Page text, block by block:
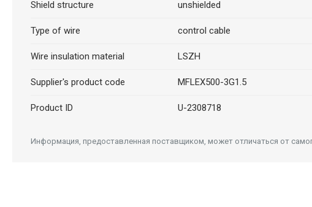
Shield structure unshielded
Type of wire control cable
Wire insulation material LSZH
Supplier's product code MFLEX500-3G1.5
Product ID U-2308718
Информация, предоставленная поставщиком, может отличаться от